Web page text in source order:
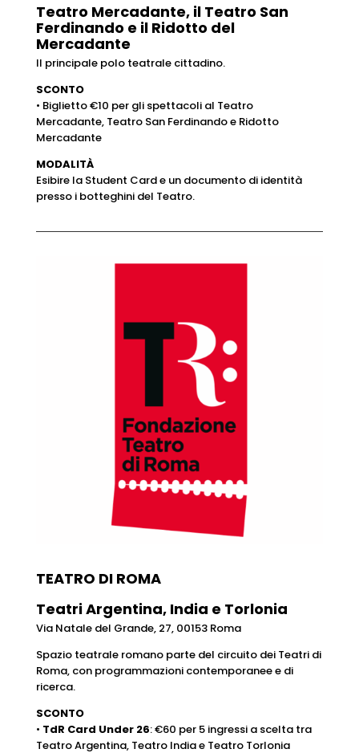
Teatro Mercadante, il Teatro San
Ferdinando e il Ridotto del
Mercadante
Il principale polo teatrale cittadino.
SCONTO
• Biglietto €10 per gli spettacoli al Teatro
Mercadante, Teatro San Ferdinando e Ridotto
Mercadante
MODALITÀ
Esibire la Student Card e un documento di identità
presso i botteghini del Teatro.
TEATRO DI ROMA
Teatri Argentina, India e Torlonia
Via Natale del Grande, 27, 00153 Roma
Spazio teatrale romano parte del circuito dei Teatri di
Roma, con programmazioni contemporanee e di
ricerca.
SCONTO
• TdR Card Under 26: €60 per 5 ingressi a scelta tra
Teatro Argentina, Teatro India e Teatro Torlonia